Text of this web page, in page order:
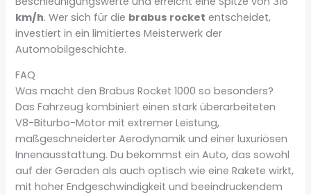
km/h. Wer sich für die brabus rocket entscheidet,
investiert in ein limitiertes Meisterwerk der
Automobilgeschichte.
FAQ
Was macht den Brabus Rocket 1000 so besonders?
Das Fahrzeug kombiniert einen stark überarbeiteten
V8-Biturbo-Motor mit extremer Leistung,
maßgeschneiderter Aerodynamik und einer luxuriösen
Innenausstattung. Du bekommst ein Auto, das sowohl
auf der Geraden als auch optisch wie eine Rakete wirkt,
mit hoher Endgeschwindigkeit und beeindruckendem